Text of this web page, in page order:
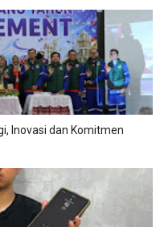
Inovasi dan Komitmen